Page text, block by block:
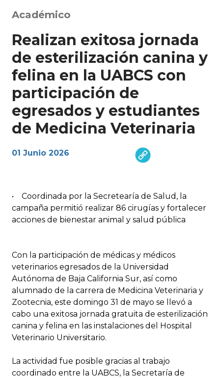
Académico
Realizan exitosa jornada
de esterilización canina y
felina en la UABCS con
participación de
egresados y estudiantes
de Medicina Veterinaria
01 Junio 2026
• Coordinada por la Secretearía de Salud, la
campaña permitió realizar 86 cirugías y fortalecer
acciones de bienestar animal y salud pública
Con la participación de médicas y médicos
veterinarios egresados de la Universidad
Autónoma de Baja California Sur, así como
alumnado de la carrera de Medicina Veterinaria y
Zootecnia, este domingo 31 de mayo se llevó a
cabo una exitosa jornada gratuita de esterilización
canina y felina en las instalaciones del Hospital
Veterinario Universitario.
La actividad fue posible gracias al trabajo
coordinado entre la UABCS, la Secretaría de